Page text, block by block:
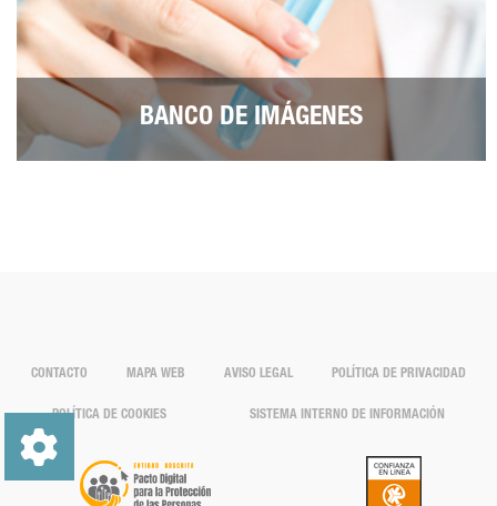
BANCO DE IMÁGENES
CONTACTO MAPA WEB AVISO LEGAL POLÍTICA DE PRIVACIDAD
POLÍTICA DE COOKIES SISTEMA INTERNO DE INFORMACIÓN